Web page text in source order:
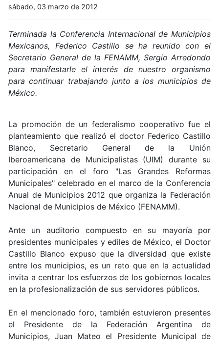
sábado, 03 marzo de 2012
Terminada la Conferencia Internacional de Municipios
Mexicanos, Federico Castillo se ha reunido con el
Secretario General de la FENAMM, Sergio Arredondo
para manifestarle el interés de nuestro organismo
para continuar trabajando junto a los municipios de
México.
La promoción de un federalismo cooperativo fue el
planteamiento que realizó el doctor Federico Castillo
Blanco, Secretario General de la Unión
Iberoamericana de Municipalistas (UIM) durante su
participación en el foro "Las Grandes Reformas
Municipales" celebrado en el marco de la Conferencia
Anual de Municipios 2012 que organiza la Federación
Nacional de Municipios de México (FENAMM).
Ante un auditorio compuesto en su mayoría por
presidentes municipales y ediles de México, el Doctor
Castillo Blanco expuso que la diversidad que existe
entre los municipios, es un reto que en la actualidad
invita a centrar los esfuerzos de los gobiernos locales
en la profesionalización de sus servidores públicos.
En el mencionado foro, también estuvieron presentes
el Presidente de la Federación Argentina de
Municipios, Juan Mateo el Presidente Municipal de